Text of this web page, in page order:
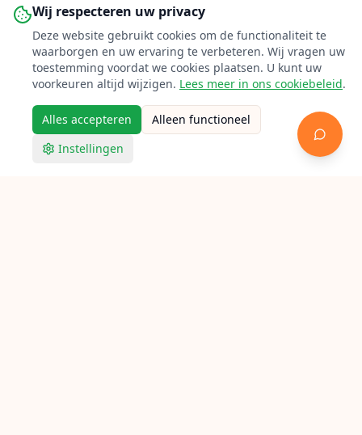
Wij respecteren uw privacy
Deze website gebruikt cookies om de functionaliteit te
waarborgen en uw ervaring te verbeteren. Wij vragen uw
toestemming voordat we cookies plaatsen. U kunt uw
voorkeuren altijd wijzigen. Lees meer in ons cookiebeleid.
Alles accepteren
Alleen functioneel
Instellingen